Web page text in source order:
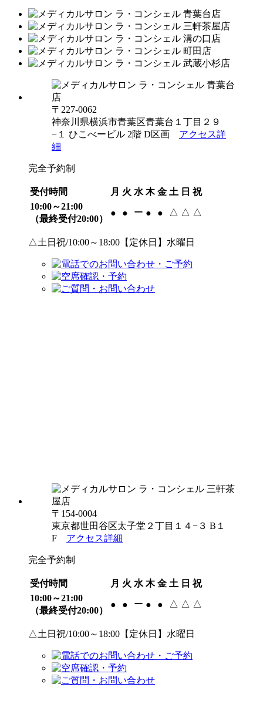
〒227-0062
神奈川県横浜市青葉区青葉台１丁目２９
−１ ひこべービル 2階 D区画 アクセス詳
細
完全予約制
受付時間 月 火 水 木 金 土 日 祝
10:00～21:00
（最終受付20:00）
● ● ー ● ● △ △ △
△土日祝/10:00～18:00【定休日】水曜日
〒154-0004
東京都世田谷区太子堂２丁目１４−３ B１
F アクセス詳細
完全予約制
受付時間 月 火 水 木 金 土 日 祝
10:00～21:00
（最終受付20:00）
● ● ー ● ● △ △ △
△土日祝/10:00～18:00【定休日】水曜日